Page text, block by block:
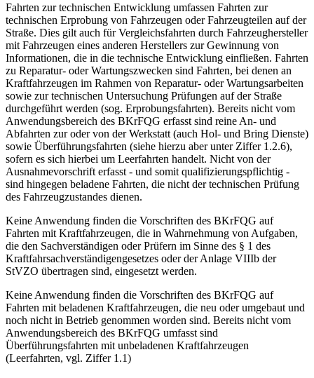
Fahrten zur technischen Entwicklung umfassen Fahrten zur
technischen Erprobung von Fahrzeugen oder Fahrzeugteilen auf der
Straße. Dies gilt auch für Vergleichsfahrten durch Fahrzeughersteller
mit Fahrzeugen eines anderen Herstellers zur Gewinnung von
Informationen, die in die technische Entwicklung einfließen. Fahrten
zu Reparatur- oder Wartungszwecken sind Fahrten, bei denen an
Kraftfahrzeugen im Rahmen von Reparatur- oder Wartungsarbeiten
sowie zur technischen Untersuchung Prüfungen auf der Straße
durchgeführt werden (sog. Erprobungsfahrten). Bereits nicht vom
Anwendungsbereich des BKrFQG erfasst sind reine An- und
Abfahrten zur oder von der Werkstatt (auch Hol- und Bring Dienste)
sowie Überführungsfahrten (siehe hierzu aber unter Ziffer 1.2.6),
sofern es sich hierbei um Leerfahrten handelt. Nicht von der
Ausnahmevorschrift erfasst - und somit qualifizierungspflichtig -
sind hingegen beladene Fahrten, die nicht der technischen Prüfung
des Fahrzeugzustandes dienen.
Keine Anwendung finden die Vorschriften des BKrFQG auf
Fahrten mit Kraftfahrzeugen, die in Wahrnehmung von Aufgaben,
die den Sachverständigen oder Prüfern im Sinne des § 1 des
Kraftfahrsachverständigengesetzes oder der Anlage VIIIb der
StVZO übertragen sind, eingesetzt werden.
Keine Anwendung finden die Vorschriften des BKrFQG auf
Fahrten mit beladenen Kraftfahrzeugen, die neu oder umgebaut und
noch nicht in Betrieb genommen worden sind. Bereits nicht vom
Anwendungsbereich des BKrFQG umfasst sind
Überführungsfahrten mit unbeladenen Kraftfahrzeugen
(Leerfahrten, vgl. Ziffer 1.1)